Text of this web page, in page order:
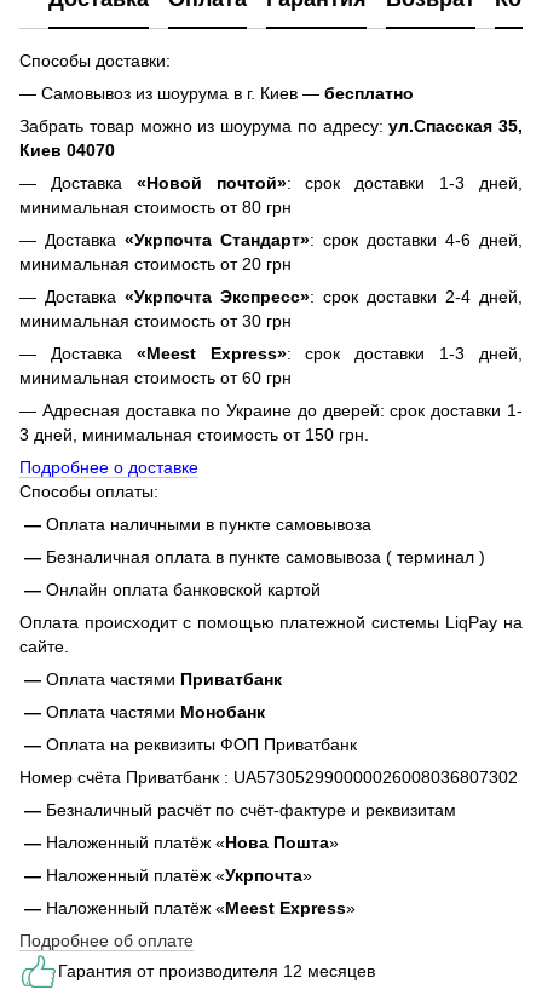
Способы доставки:
— Самовывоз из шоурума в г. Киев — бесплатно
Забрать товар можно из шоурума по адресу:ул.Спасская 35,
Киев 04070
— Доставка «Новой почтой»: срок доставки 1-3 дней,
минимальная стоимость от 80 грн
— Доставка «Укрпочта Стандарт»: срок доставки 4-6 дней,
минимальная стоимость от 20 грн
— Доставка «Укрпочта Экспресс»: срок доставки 2-4 дней,
минимальная стоимость от 30 грн
— Доставка «Meest Express»: срок доставки 1-3 дней,
минимальная стоимость от 60 грн
— Адресная доставка по Украине до дверей: срок доставки 1-
3 дней, минимальная стоимость от 150 грн.
Подробнее о доставке
Способы оплаты:
— Оплата наличными в пункте самовывоза
— Безналичная оплата в пункте самовывоза ( терминал )
— Онлайн оплата банковской картой
Оплата происходит с помощью платежной системы LiqPay на
сайте.
— Оплата частями Приватбанк
— Оплата частями Монобанк
— Оплата на реквизиты ФОП Приватбанк
Номер счёта Приватбанк : UA573052990000026008036807302
— Безналичный расчёт по счёт-фактуре и реквизитам
— Наложенный платёж «Нова Пошта»
— Наложенный платёж «Укрпочта»
— Наложенный платёж «Meest Express»
Подробнее об оплате
Гарантия от производителя 12 месяцев